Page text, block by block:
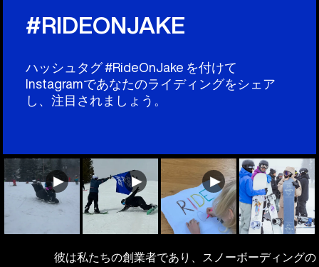
#RIDEONJAKE
ハッシュタグ #RideOnJake を付けて
Instagramであなたのライディングをシェア
し、注目されましょう。
彼は私たちの創業者であり、スノーボーディング